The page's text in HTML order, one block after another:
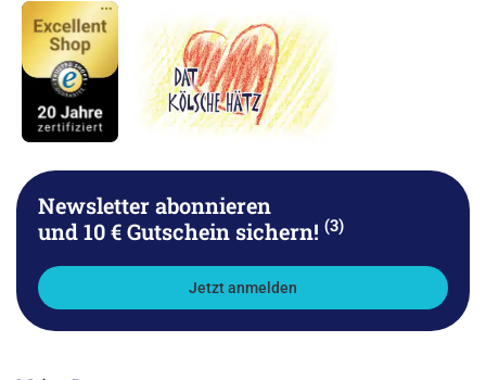
Newsletter abonnieren
und 10 € Gutschein sichern! (3)
Jetzt anmelden